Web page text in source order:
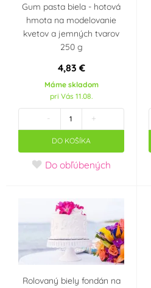
Gum pasta biela - hotová
hmota na modelovanie
kvetov a jemných tvarov
250 g
4,83 €
Máme skladom
pri Vás 11.08.
- +
DO KOŠÍKA
Do obľúbených
Rolovaný biely fondán na